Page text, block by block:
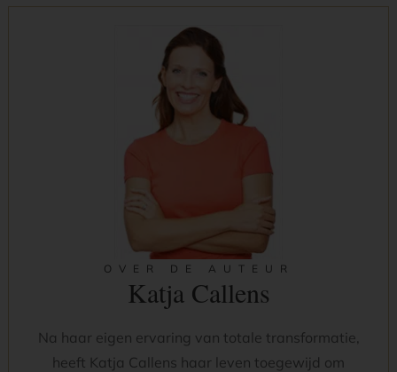
OVER DE AUTEUR
Katja Callens
Na haar eigen ervaring van totale transformatie,
heeft Katja Callens haar leven toegewijd om